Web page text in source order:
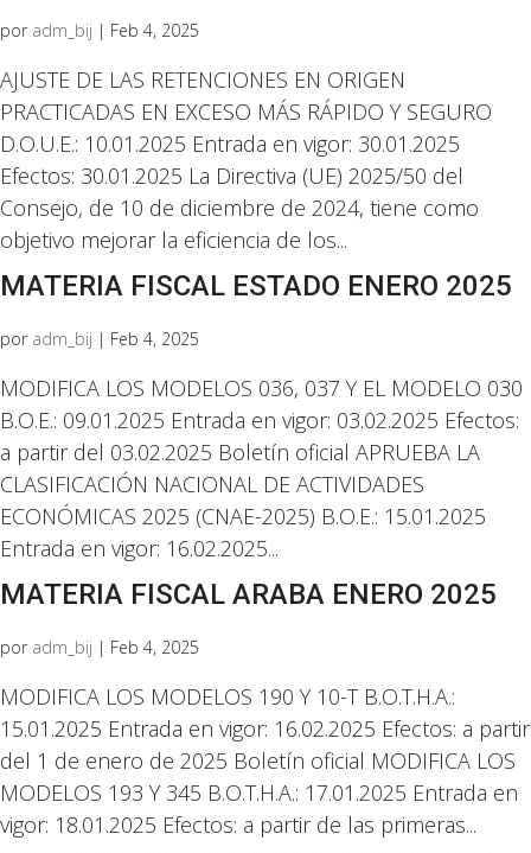
por adm_bij | Feb 4, 2025
AJUSTE DE LAS RETENCIONES EN ORIGEN
PRACTICADAS EN EXCESO MÁS RÁPIDO Y SEGURO
D.O.U.E.: 10.01.2025 Entrada en vigor: 30.01.2025
Efectos: 30.01.2025 La Directiva (UE) 2025/50 del
Consejo, de 10 de diciembre de 2024, tiene como
objetivo mejorar la eficiencia de los...
MATERIA FISCAL ESTADO ENERO 2025
por adm_bij | Feb 4, 2025
MODIFICA LOS MODELOS 036, 037 Y EL MODELO 030
B.O.E.: 09.01.2025 Entrada en vigor: 03.02.2025 Efectos:
a partir del 03.02.2025 Boletín oficial APRUEBA LA
CLASIFICACIÓN NACIONAL DE ACTIVIDADES
ECONÓMICAS 2025 (CNAE-2025) B.O.E.: 15.01.2025
Entrada en vigor: 16.02.2025...
MATERIA FISCAL ARABA ENERO 2025
por adm_bij | Feb 4, 2025
MODIFICA LOS MODELOS 190 Y 10-T B.O.T.H.A.:
15.01.2025 Entrada en vigor: 16.02.2025 Efectos: a partir
del 1 de enero de 2025 Boletín oficial MODIFICA LOS
MODELOS 193 Y 345 B.O.T.H.A.: 17.01.2025 Entrada en
vigor: 18.01.2025 Efectos: a partir de las primeras...